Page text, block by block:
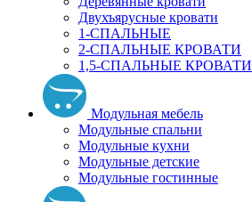
Двухъярусные кровати
1-СПАЛЬНЫЕ
2-СПАЛЬНЫЕ КРОВАТИ
1,5-СПАЛЬНЫЕ КРОВАТИ
Модульная мебель
Модульные спальни
Модульные кухни
Модульные детские
Модульные гостинные